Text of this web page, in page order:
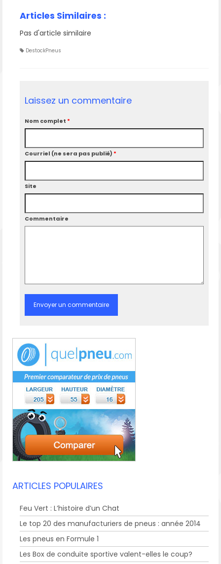
Articles Similaires :
Pas d'article similaire
DestockPneus
Laissez un commentaire
Nom complet *
Courriel (ne sera pas publié) *
Site
Commentaire
ARTICLES POPULAIRES
Feu Vert : L’histoire d’un Chat
Le top 20 des manufacturiers de pneus : année 2014
Les pneus en Formule 1
Les Box de conduite sportive valent-elles le coup?